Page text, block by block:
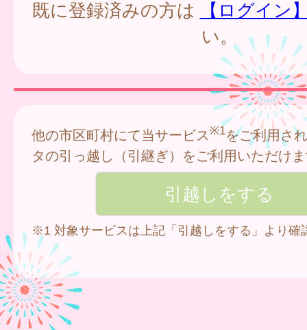
既に登録済みの方は
【ログイン
い。
他の市区町村にて当サービス ※1をご利用さ
タの引っ越し（引継ぎ）をご利用いただけ
※1 対象サービスは上記「引越しをする」より確